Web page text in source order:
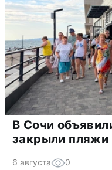
В Сочи
закрыли пляжи
6 августа 0